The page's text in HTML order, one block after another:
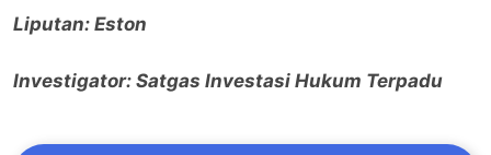
Liputan: Eston
Investigator: Satgas Investasi Hukum Terpadu